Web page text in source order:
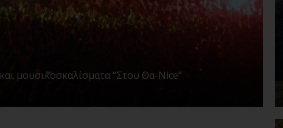
μουσικοσκαλίσματα “Στου Θα-Nice”